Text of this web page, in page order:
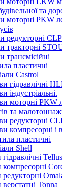
та
моторні PKW
редукторні CLP
тракторні
трансмісійні
пластичні
Castrol
гідравлічні
індустріальні.
моторні PKW
та
редукторні
компресорні і
пластичні
Shell
Tellus
Tonna